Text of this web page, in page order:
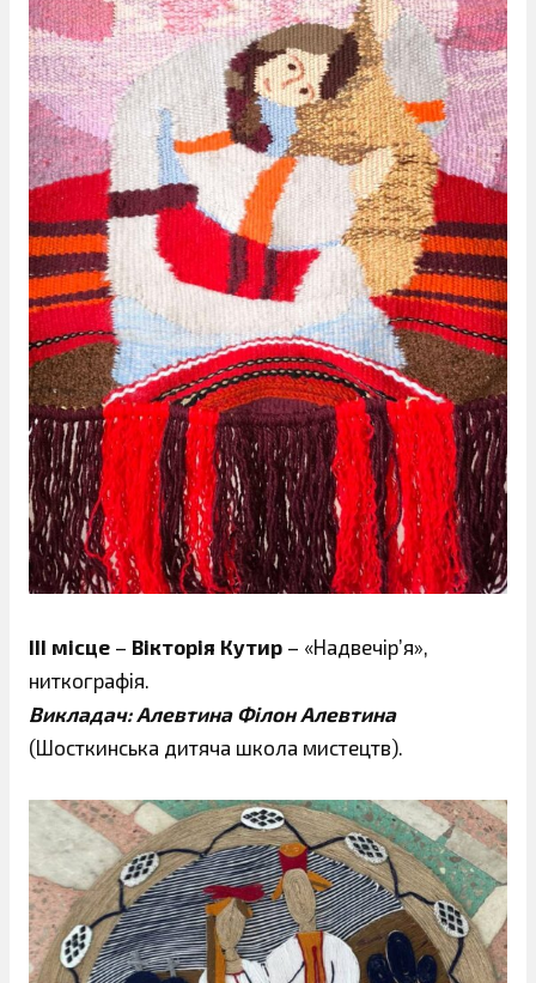
ІІІ місце – Вікторія Кутир – «Надвечір’я»,
ниткографія.
Викладач: Алевтина Філон Алевтина
(Шосткинська дитяча школа мистецтв).